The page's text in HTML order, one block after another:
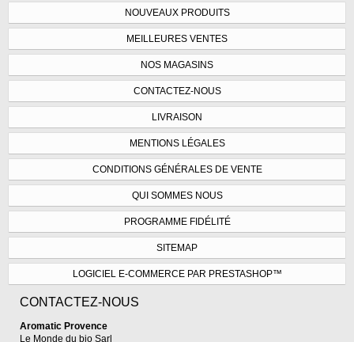
NOUVEAUX PRODUITS
MEILLEURES VENTES
NOS MAGASINS
CONTACTEZ-NOUS
LIVRAISON
MENTIONS LÉGALES
CONDITIONS GÉNÉRALES DE VENTE
QUI SOMMES NOUS
PROGRAMME FIDÉLITÉ
SITEMAP
LOGICIEL E-COMMERCE PAR PRESTASHOP™
CONTACTEZ-NOUS
Aromatic Provence
Le Monde du bio Sarl